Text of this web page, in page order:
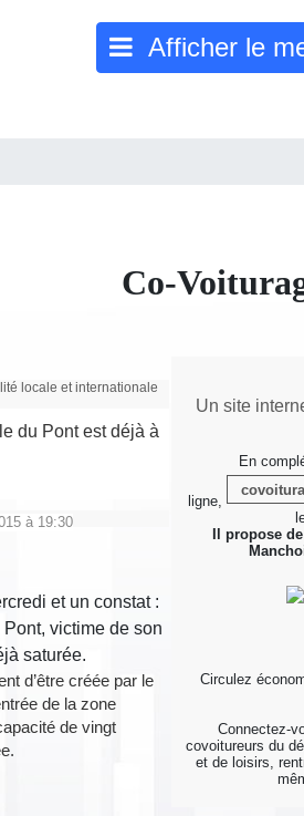
Afficher le
Co-
du Pont est déjà à
à 19:30
d’être créée par le
de la zone
de vingt
Un site
En
ligne,
Il propose
Circulez
Connectez-
covoitureurs du
et de loisirs,